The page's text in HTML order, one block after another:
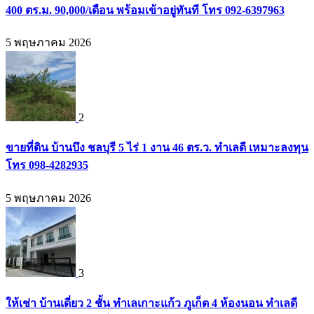
400 ตร.ม. 90,000/เดือน พร้อมเข้าอยู่ทันที โทร 092-6397963
5 พฤษภาคม 2026
2
ขายที่ดิน บ้านบึง ชลบุรี 5 ไร่ 1 งาน 46 ตร.ว. ทำเลดี เหมาะลงทุน
โทร 098-4282935
5 พฤษภาคม 2026
3
ให้เช่า บ้านเดี่ยว 2 ชั้น ทำเลเกาะแก้ว ภูเก็ต 4 ห้องนอน ทำเลดี